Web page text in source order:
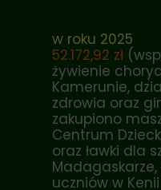
w roku 2025
52.172,92 zł
żywienie
Kamerunie,
zdrowia oraz
zakupiono
Centrum
oraz ławki dla
uczniów w